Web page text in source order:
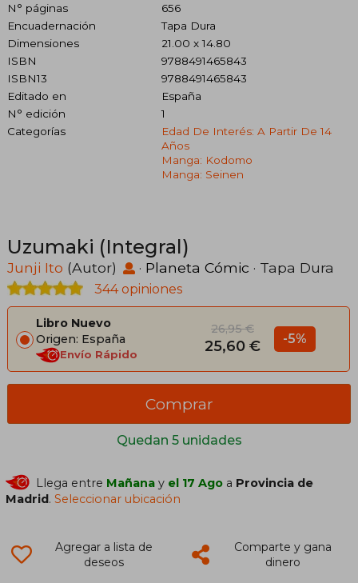
N° páginas
656
Encuadernación
Tapa Dura
Dimensiones
21.00 x 14.80
ISBN
9788491465843
ISBN13
9788491465843
Editado en
España
N° edición
1
Categorías
Edad De Interés: A Partir De 14
Años
Manga: Kodomo
Manga: Seinen
Uzumaki (Integral)
Junji Ito (Autor) · Planeta Cómic · Tapa Dura
344 opiniones
Libro Nuevo
Origen: España
Envío Rápido
26,95 €
25,60 € -5%
Quedan 5 unidades
Comprar
Llega entre Mañana y el 17 Ago a Provincia de
Madrid.Seleccionar ubicación
Agregar a lista de
deseos
Comparte y gana
dinero